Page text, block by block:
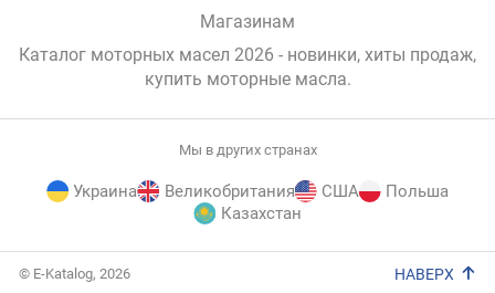
Магазинам
Каталог моторных масел 2026 - новинки, хиты продаж,
купить моторные масла.
Мы в других странах
Украина Великобритания США
Польша
Казахстан
© E-Katalog, 2026 НАВЕРХ